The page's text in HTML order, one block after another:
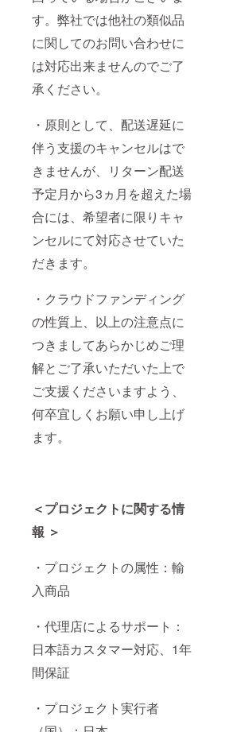
す。弊社では他社の類似品
に関してのお問い合わせに
は対応出来ませんのでご了
承ください。
・原則として、配送遅延に
伴う支援のキャンセルはで
きませんが、リターン配送
予定月から3ヵ月を超えた場
合には、希望者に限りキャ
ンセルにて対応させていた
だきます。
・クラウドファンディング
の性質上、以上の注意点に
つきましてあらかじめご理
解とご了承いただいた上で
ご支援くださいますよう、
何卒宜しくお願い申し上げ
ます。
＜プロジェクトに関する情
報 ＞
・プロジェクトの属性：輸
入商品
・代理店によるサポート：
日本語カスタマー対応、1年
間保証
・プロジェクト実行者